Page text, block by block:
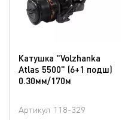
Катушка "Volzhanka
Atlas 5500" (6+1 подш)
0.30мм/170м
Артикул 118-329